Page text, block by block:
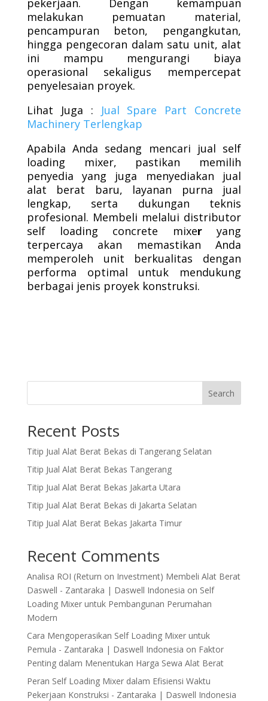
pekerjaan. Dengan kemampuan
melakukan pemuatan material,
pencampuran beton, pengangkutan,
hingga pengecoran dalam satu unit, alat
ini mampu mengurangi biaya
operasional sekaligus mempercepat
penyelesaian proyek.
Lihat Juga :
Jual Spare Part Concrete
Machinery Terlengkap
Apabila Anda sedang mencari jual self
loading mixer, pastikan memilih
penyedia yang juga menyediakan jual
alat berat baru, layanan purna jual
lengkap, serta dukungan teknis
profesional. Membeli melalui distributor
self loading concrete mixeryang
terpercaya akan memastikan Anda
memperoleh unit berkualitas dengan
performa optimal untuk mendukung
berbagai jenis proyek konstruksi.
Search
Recent Posts
Titip Jual Alat Berat Bekas di Tangerang Selatan
Titip Jual Alat Berat Bekas Tangerang
Titip Jual Alat Berat Bekas Jakarta Utara
Titip Jual Alat Berat Bekas di Jakarta Selatan
Titip Jual Alat Berat Bekas Jakarta Timur
Recent Comments
Analisa ROI (Return on Investment) Membeli Alat Berat
Daswell - Zantaraka | Daswell Indonesia on Self
Loading Mixer untuk Pembangunan Perumahan
Modern
Cara Mengoperasikan Self Loading Mixer untuk
Pemula - Zantaraka | Daswell Indonesia on Faktor
Penting dalam Menentukan Harga Sewa Alat Berat
Peran Self Loading Mixer dalam Efisiensi Waktu
Pekerjaan Konstruksi - Zantaraka | Daswell Indonesia